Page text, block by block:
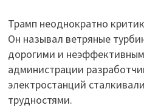
Трамп неоднократно
Он называл ветряные
дорогими и
администрации
электростанций
трудностями.